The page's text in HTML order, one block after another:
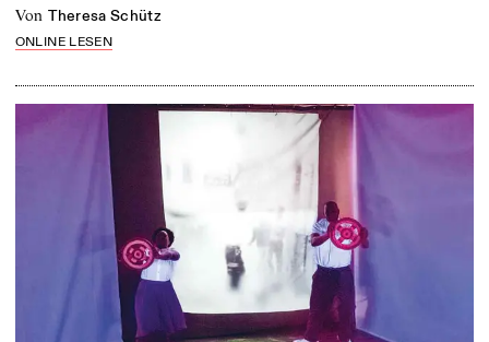
von Theresa Schütz
ONLINE LESEN